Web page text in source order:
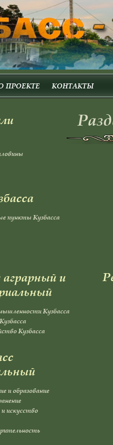
ПРОЕКТЕ КОНТАКТЫ
пункты Кузбасса
аграрный и
Кузбасса
Кузбасса
и образование
искусство